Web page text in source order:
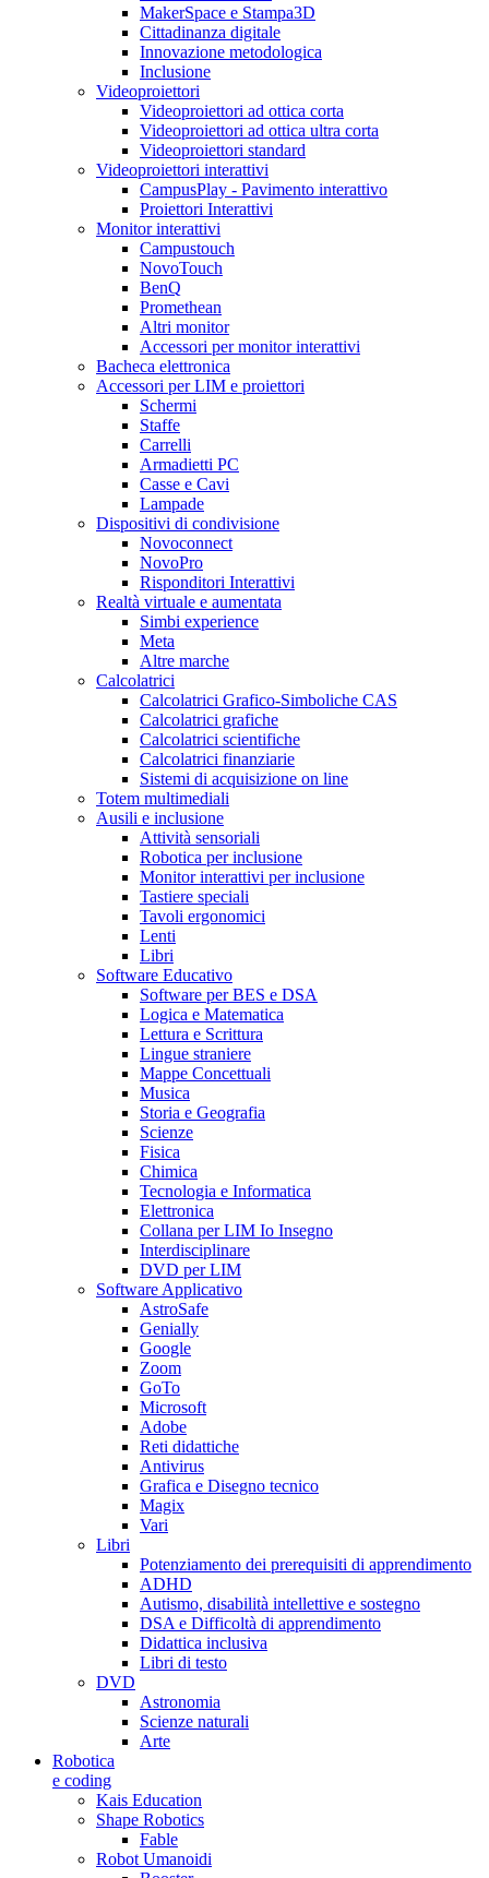
MakerSpace e Stampa3D
Cittadinanza digitale
Innovazione metodologica
Inclusione
Videoproiettori
Videoproiettori ad ottica corta
Videoproiettori ad ottica ultra corta
Videoproiettori standard
Videoproiettori interattivi
CampusPlay - Pavimento interattivo
Proiettori Interattivi
Monitor interattivi
Campustouch
NovoTouch
BenQ
Promethean
Altri monitor
Accessori per monitor interattivi
Bacheca elettronica
Accessori per LIM e proiettori
Schermi
Staffe
Carrelli
Armadietti PC
Casse e Cavi
Lampade
Dispositivi di condivisione
Novoconnect
NovoPro
Risponditori Interattivi
Realtà virtuale e aumentata
Simbi experience
Meta
Altre marche
Calcolatrici
Calcolatrici Grafico-Simboliche CAS
Calcolatrici grafiche
Calcolatrici scientifiche
Calcolatrici finanziarie
Sistemi di acquisizione on line
Totem multimediali
Ausili e inclusione
Attività sensoriali
Robotica per inclusione
Monitor interattivi per inclusione
Tastiere speciali
Tavoli ergonomici
Lenti
Libri
Software Educativo
Software per BES e DSA
Logica e Matematica
Lettura e Scrittura
Lingue straniere
Mappe Concettuali
Musica
Storia e Geografia
Scienze
Fisica
Chimica
Tecnologia e Informatica
Elettronica
Collana per LIM Io Insegno
Interdisciplinare
DVD per LIM
Software Applicativo
AstroSafe
Genially
Google
Zoom
GoTo
Microsoft
Adobe
Reti didattiche
Antivirus
Grafica e Disegno tecnico
Magix
Vari
Libri
Potenziamento dei prerequisiti di apprendimento
ADHD
Autismo, disabilità intellettive e sostegno
DSA e Difficoltà di apprendimento
Didattica inclusiva
Libri di testo
DVD
Astronomia
Scienze naturali
Arte
Robotica
e coding
Kais Education
Shape Robotics
Fable
Robot Umanoidi